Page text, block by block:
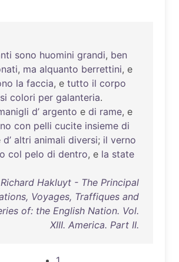
sono huomini grandi, ben
, ma alquanto berrettini, e
la faccia, e tutto il corpo
colori per galanteria.
d’ argento e di rame, e
con pelli cucite insieme di
d’ altri animali diversi; il verno
col pelo di dentro, e la state
Richard Hakluyt - The Principal
Voyages, Traffiques and
of: the English Nation. Vol.
XIII. America. Part II.